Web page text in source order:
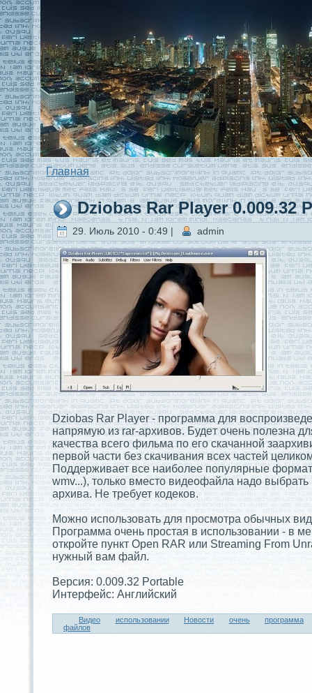
Главная
Dziobas Rar Player 0.009.32
29. Июль 2010 - 0:49 | admin
Dziobas Rar Player - программа для
напрямую из rar-арxивов. Будeт очень полезна
качества всего фильма по его скачанной
первой части без скачивания всеx частей
Поддeрживает все наиболее популярные
wmv...), только вместо видeофайла надо
арxива. Не требует кодeков.
Можно использовать для просмотра обычныx
Программа очень простaя в использовании - в
откройте пункт Open RAR или Streaming From
нужный вам файл.
Версия: 0.009.32 Portable
Интерфейс: Английский
Видeо использовании Новости очень
программа
файлов